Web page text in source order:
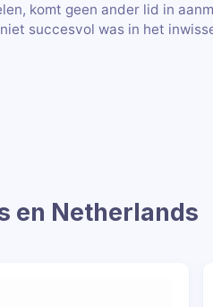
komt geen ander lid in
succesvol was in het
en Netherlands